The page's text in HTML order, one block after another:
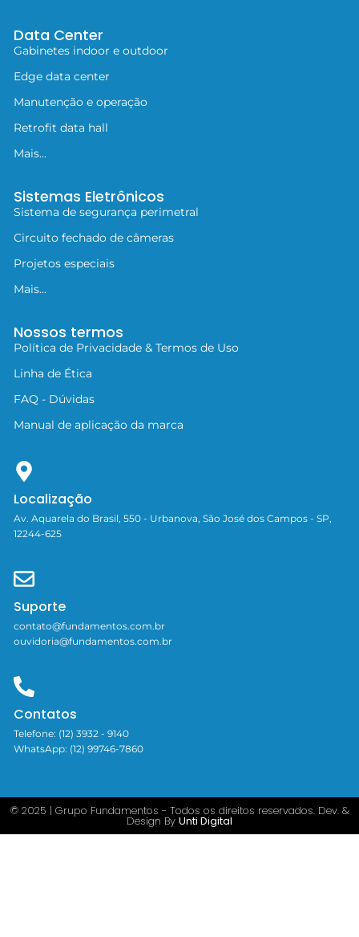
Data Center
Gabinetes indoor e outdoor
Edge data center
Manutenção e operação
Retrofit data hall
Mais...
Sistemas Eletrônicos
Sistema de segurança perimetral
Circuito fechado de câmeras
Projetos especiais
Mais...
Nossos termos
Política de Privacidade & Termos de Uso
Linha de Ética
FAQ - Dúvidas
Manual de aplicação da marca
Localização
Av. Aquarela do Brasil, 550 - Urbanova, São José dos Campos - SP,
12244-625
Suporte
contato@fundamentos.com.br
ouvidoria@fundamentos.com.br
Contatos
Telefone: (12) 3932 - 9140
WhatsApp: (12) 99746-7860
© 2025 | Grupo Fundamentos - Todos os direitos reservados. Dev. &
Design By Unti Digital